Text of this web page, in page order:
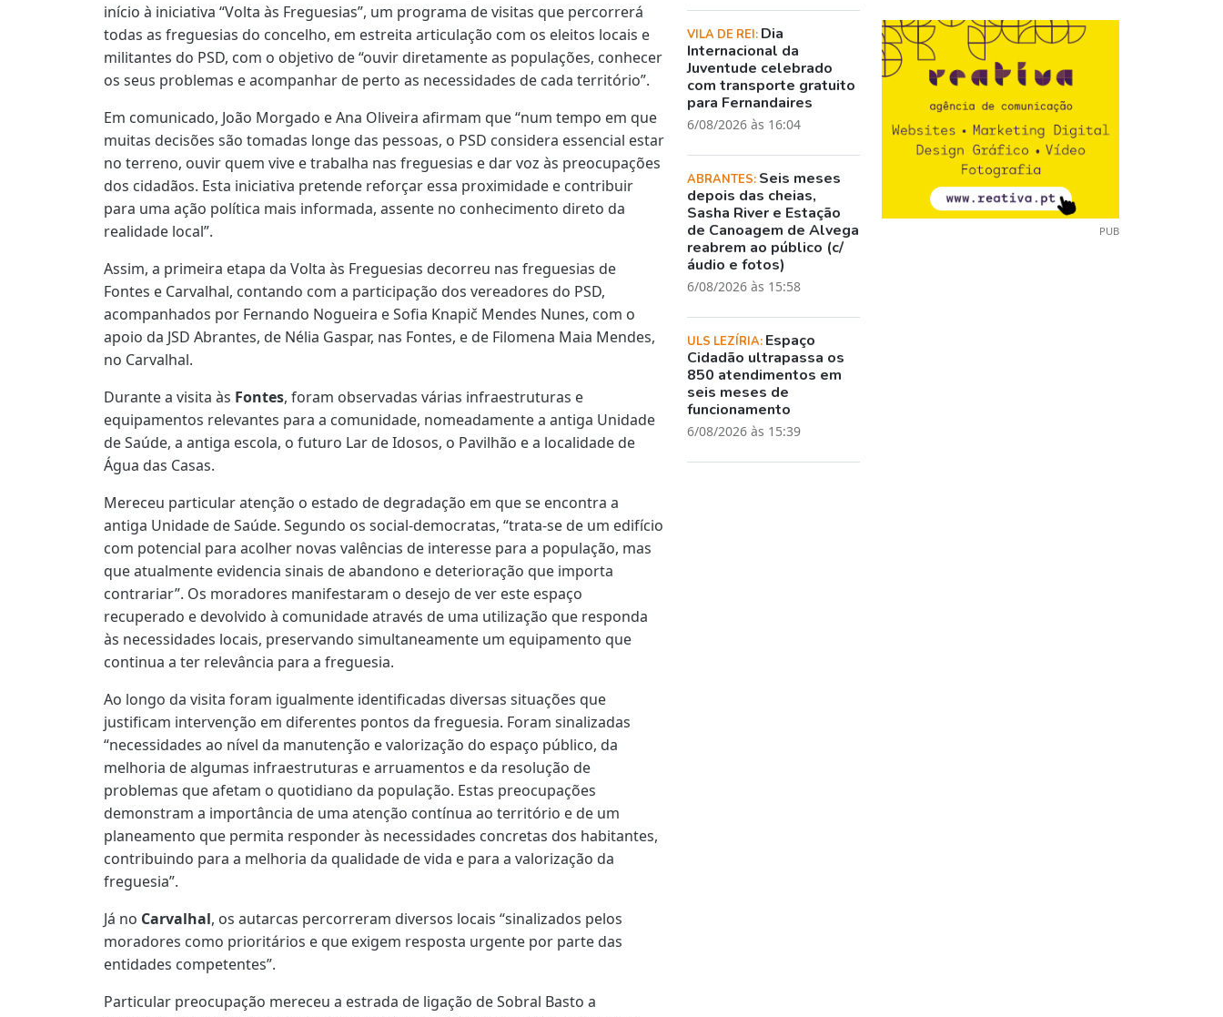
início à iniciativa “Volta às Freguesias”, um programa de visitas que percorrerá
todas as freguesias do concelho, em estreita articulação com os eleitos locais e
militantes do PSD, com o objetivo de “ouvir diretamente as populações, conhecer
os seus problemas e acompanhar de perto as necessidades de cada território”.
Em comunicado, João Morgado e Ana Oliveira afirmam que “num tempo em que
muitas decisões são tomadas longe das pessoas, o PSD considera essencial estar
no terreno, ouvir quem vive e trabalha nas freguesias e dar voz às preocupações
dos cidadãos. Esta iniciativa pretende reforçar essa proximidade e contribuir
para uma ação política mais informada, assente no conhecimento direto da
realidade local”.
Assim, a primeira etapa da Volta às Freguesias decorreu nas freguesias de
Fontes e Carvalhal, contando com a participação dos vereadores do PSD,
acompanhados por Fernando Nogueira e Sofia Knapič Mendes Nunes, com o
apoio da JSD Abrantes, de Nélia Gaspar, nas Fontes, e de Filomena Maia Mendes,
no Carvalhal.
Durante a visita às Fontes, foram observadas várias infraestruturas e
equipamentos relevantes para a comunidade, nomeadamente a antiga Unidade
de Saúde, a antiga escola, o futuro Lar de Idosos, o Pavilhão e a localidade de
Água das Casas.
Mereceu particular atenção o estado de degradação em que se encontra a
antiga Unidade de Saúde. Segundo os social-democratas, “trata-se de um edifício
com potencial para acolher novas valências de interesse para a população, mas
que atualmente evidencia sinais de abandono e deterioração que importa
contrariar”. Os moradores manifestaram o desejo de ver este espaço
recuperado e devolvido à comunidade através de uma utilização que responda
às necessidades locais, preservando simultaneamente um equipamento que
continua a ter relevância para a freguesia.
Ao longo da visita foram igualmente identificadas diversas situações que
justificam intervenção em diferentes pontos da freguesia. Foram sinalizadas
“necessidades ao nível da manutenção e valorização do espaço público, da
melhoria de algumas infraestruturas e arruamentos e da resolução de
problemas que afetam o quotidiano da população. Estas preocupações
demonstram a importância de uma atenção contínua ao território e de um
planeamento que permita responder às necessidades concretas dos habitantes,
contribuindo para a melhoria da qualidade de vida e para a valorização da
freguesia”.
Já no Carvalhal, os autarcas percorreram diversos locais “sinalizados pelos
moradores como prioritários e que exigem resposta urgente por parte das
entidades competentes”.
Particular preocupação mereceu a estrada de ligação de Sobral Basto a
VILA DE REI: Dia
Internacional da
Juventude celebrado
com transporte gratuito
para Fernandaires
6/08/2026 às 16:04
ABRANTES: Seis meses
depois das cheias,
Sasha River e Estação
de Canoagem de Alvega
reabrem ao público (c/
áudio e fotos)
6/08/2026 às 15:58
ULS LEZÍRIA: Espaço
Cidadão ultrapassa os
850 atendimentos em
seis meses de
funcionamento
6/08/2026 às 15:39
PUB